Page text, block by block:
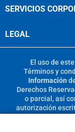
SERVICIOS
LEGAL
El uso de
Términos y
Información
Derechos
o parcial, así
autorización